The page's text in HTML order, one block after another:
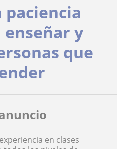
paciencia
enseñar y
que
en clases